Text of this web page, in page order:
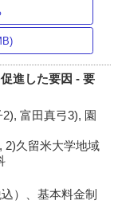
進した要因 - 要
富田真弓3), 園
2)久留米大学地域
）、基本料金制